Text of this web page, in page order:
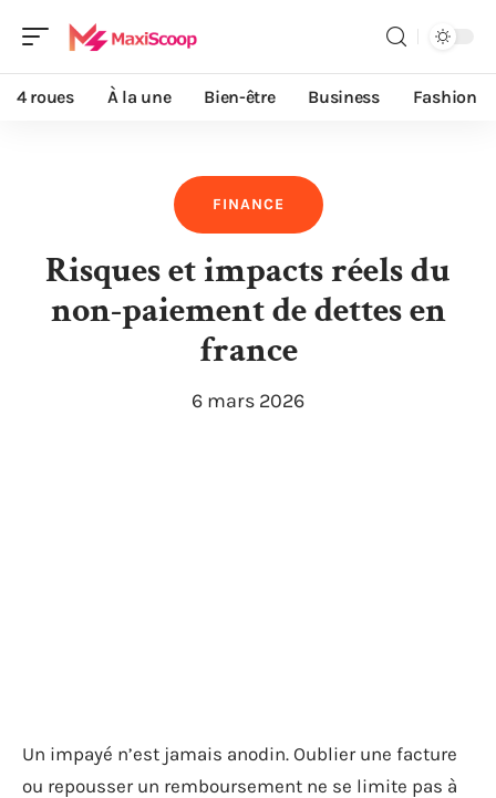
4 roues À la une Bien-être Business Fashion
FINANCE
Risques et impacts réels du
non-paiement de dettes en
france
6 mars 2026
Un impayé n’est jamais anodin. Oublier une facture
ou repousser un remboursement ne se limite pas à